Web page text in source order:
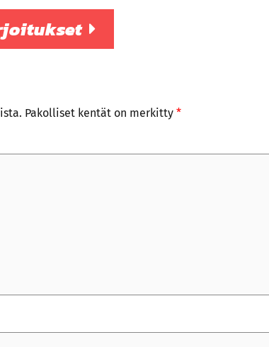
Pakolliset kentät on merkitty *